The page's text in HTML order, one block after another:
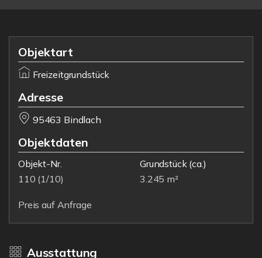
Objektart
Freizeitgrundstück
Adresse
95463 Bindlach
Objektdaten
Objekt-Nr.
110 (1/10)
Grundstück(ca.)
3.245 m²
Preis auf Anfrage
Ausstattung